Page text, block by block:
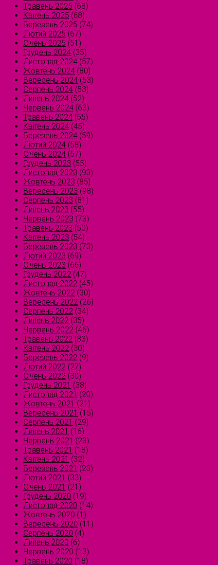
Травень 2025 (68)
Квітень 2025 (68)
Березень 2025 (74)
Лютий 2025 (67)
Січень 2025 (51)
Грудень 2024 (35)
Листопад 2024 (57)
Жовтень 2024 (80)
Вересень 2024 (53)
Серпень 2024 (53)
Липень 2024 (52)
Червень 2024 (63)
Травень 2024 (55)
Квітень 2024 (45)
Березень 2024 (59)
Лютий 2024 (58)
Січень 2024 (57)
Грудень 2023 (55)
Листопад 2023 (93)
Жовтень 2023 (85)
Вересень 2023 (98)
Серпень 2023 (81)
Липень 2023 (55)
Червень 2023 (73)
Травень 2023 (50)
Квітень 2023 (54)
Березень 2023 (73)
Лютий 2023 (69)
Січень 2023 (66)
Грудень 2022 (47)
Листопад 2022 (45)
Жовтень 2022 (30)
Вересень 2022 (26)
Серпень 2022 (34)
Липень 2022 (35)
Червень 2022 (46)
Травень 2022 (33)
Квітень 2022 (30)
Березень 2022 (9)
Лютий 2022 (27)
Січень 2022 (30)
Грудень 2021 (38)
Листопад 2021 (20)
Жовтень 2021 (21)
Вересень 2021 (15)
Серпень 2021 (29)
Липень 2021 (16)
Червень 2021 (23)
Травень 2021 (18)
Квітень 2021 (32)
Березень 2021 (23)
Лютий 2021 (33)
Січень 2021 (21)
Грудень 2020 (19)
Листопад 2020 (14)
Жовтень 2020 (1)
Вересень 2020 (11)
Серпень 2020 (4)
Липень 2020 (6)
Червень 2020 (13)
Травень 2020 (18)